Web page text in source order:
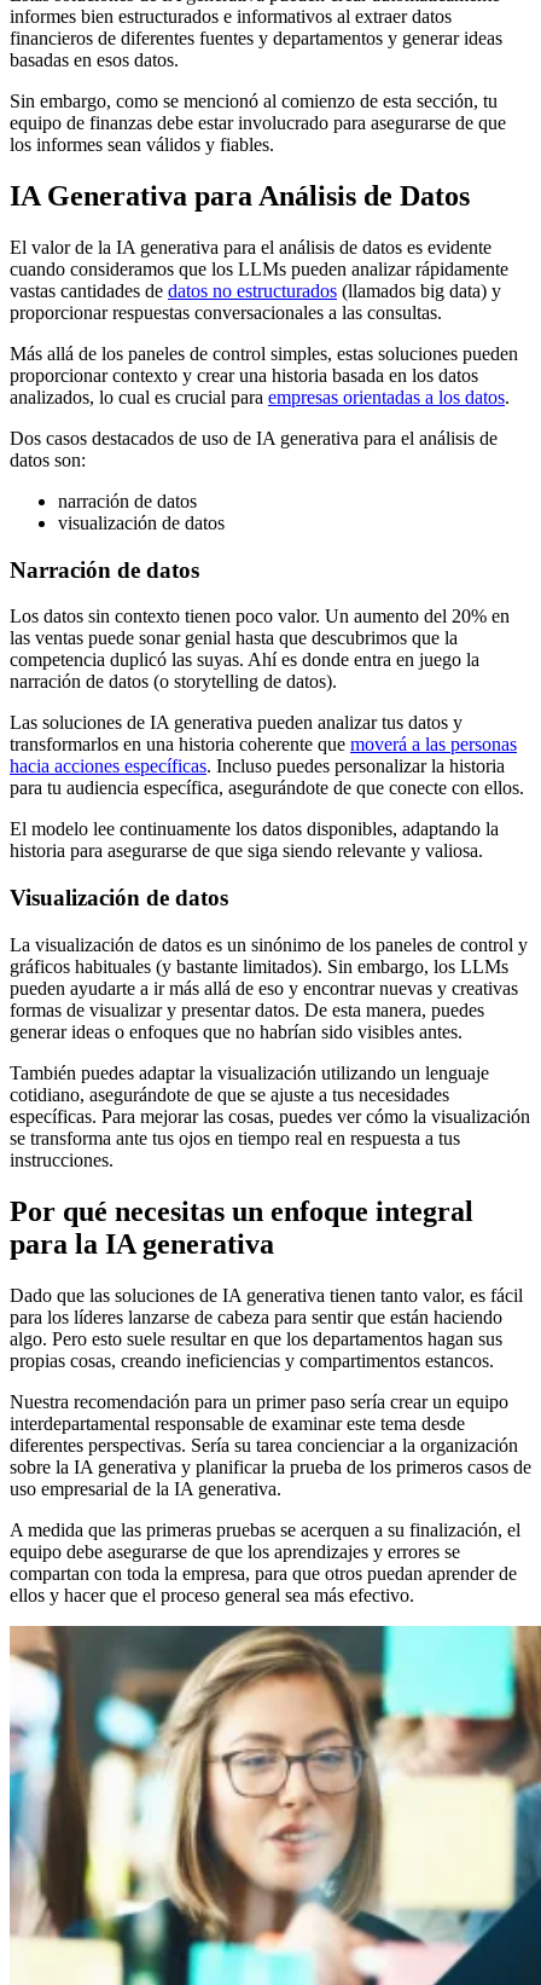
informes bien estructurados e informativos al extraer datos
financieros de diferentes fuentes y departamentos y generar ideas
basadas en esos datos.
Sin embargo, como se mencionó al comienzo de esta sección, tu
equipo de finanzas debe estar involucrado para asegurarse de que
los informes sean válidos y fiables.
IA Generativa para Análisis de Datos
El valor de la IA generativa para el análisis de datos es evidente
cuando consideramos que los LLMs pueden analizar rápidamente
vastas cantidades de datos no estructurados (llamados big data) y
proporcionar respuestas conversacionales a las consultas.
Más allá de los paneles de control simples, estas soluciones pueden
proporcionar contexto y crear una historia basada en los datos
analizados, lo cual es crucial para empresas orientadas a los datos.
Dos casos destacados de uso de IA generativa para el análisis de
datos son:
narración de datos
visualización de datos
Narración de datos
Los datos sin contexto tienen poco valor. Un aumento del 20% en
las ventas puede sonar genial hasta que descubrimos que la
competencia duplicó las suyas. Ahí es donde entra en juego la
narración de datos (o storytelling de datos).
Las soluciones de IA generativa pueden analizar tus datos y
transformarlos en una historia coherente que moverá a las personas
hacia acciones específicas. Incluso puedes personalizar la historia
para tu audiencia específica, asegurándote de que conecte con ellos.
El modelo lee continuamente los datos disponibles, adaptando la
historia para asegurarse de que siga siendo relevante y valiosa.
Visualización de datos
La visualización de datos es un sinónimo de los paneles de control y
gráficos habituales (y bastante limitados). Sin embargo, los LLMs
pueden ayudarte a ir más allá de eso y encontrar nuevas y creativas
formas de visualizar y presentar datos. De esta manera, puedes
generar ideas o enfoques que no habrían sido visibles antes.
También puedes adaptar la visualización utilizando un lenguaje
cotidiano, asegurándote de que se ajuste a tus necesidades
específicas. Para mejorar las cosas, puedes ver cómo la visualización
se transforma ante tus ojos en tiempo real en respuesta a tus
instrucciones.
Por qué necesitas un enfoque integral
para la IA generativa
Dado que las soluciones de IA generativa tienen tanto valor, es fácil
para los líderes lanzarse de cabeza para sentir que están haciendo
algo. Pero esto suele resultar en que los departamentos hagan sus
propias cosas, creando ineficiencias y compartimentos estancos.
Nuestra recomendación para un primer paso sería crear un equipo
interdepartamental responsable de examinar este tema desde
diferentes perspectivas. Sería su tarea concienciar a la organización
sobre la IA generativa y planificar la prueba de los primeros casos de
uso empresarial de la IA generativa.
A medida que las primeras pruebas se acerquen a su finalización, el
equipo debe asegurarse de que los aprendizajes y errores se
compartan con toda la empresa, para que otros puedan aprender de
ellos y hacer que el proceso general sea más efectivo.